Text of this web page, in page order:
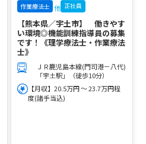
作業療法士 他 正社員
【熊本県／宇土市】 働きやす
い環境◎機能訓練指導員の募集
です！《理学療法士・作業療法
士》
ＪＲ鹿児島本線(門司港－八代)
「宇土駅」（徒歩10分）
【月収】20.5万円 ～ 23.7万円程
度(諸手当込)